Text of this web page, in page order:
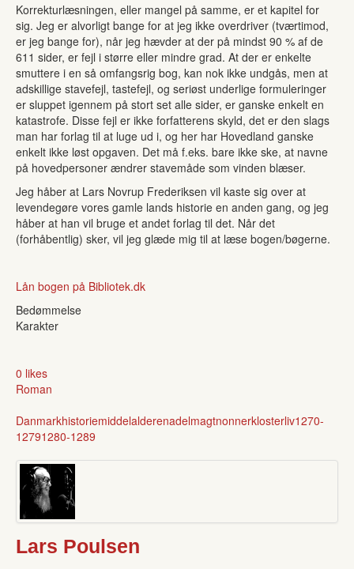
Korrekturlæsningen, eller mangel på samme, er et kapitel for
sig. Jeg er alvorligt bange for at jeg ikke overdriver (tværtimod,
er jeg bange for), når jeg hævder at der på mindst 90 % af de
611 sider, er fejl i større eller mindre grad. At der er enkelte
smuttere i en så omfangsrig bog, kan nok ikke undgås, men at
adskillige stavefejl, tastefejl, og seriøst underlige formuleringer
er sluppet igennem på stort set alle sider, er ganske enkelt en
katastrofe. Disse fejl er ikke forfatterens skyld, det er den slags
man har forlag til at luge ud i, og her har Hovedland ganske
enkelt ikke løst opgaven. Det må f.eks. bare ikke ske, at navne
på hovedpersoner ændrer stavemåde som vinden blæser.
Jeg håber at Lars Novrup Frederiksen vil kaste sig over at
levendegøre vores gamle lands historie en anden gang, og jeg
håber at han vil bruge et andet forlag til det. Når det
(forhåbentlig) sker, vil jeg glæde mig til at læse bogen/bøgerne.
Lån bogen på Bibliotek.dk
Bedømmelse
Karakter
0 likes
Roman
Danmarkhistoriemiddelalderenadelmagtnonnerklosterliv1270-
12791280-1289
Lars Poulsen